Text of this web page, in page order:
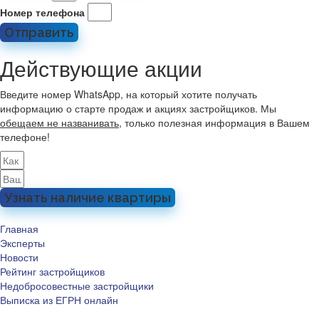
Номер телефона
Отправить
Действующие акции
Введите номер WhatsApp, на который хотите получать
информацию о старте продаж и акциях застройщиков. Мы
обещаем не названивать, только полезная информация в Вашем
телефоне!
Узнать наличие квартиры
Главная
Эксперты
Новости
Рейтинг застройщиков
Недобросовестные застройщики
Выписка из ЕГРН онлайн